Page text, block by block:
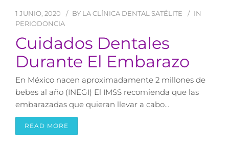
1 JUNIO, 2020 BY LA CLÍNICA DENTAL SATÉLITE
IN
PERIODONCIA
Cuidados Dentales
Durante El Embarazo
En México nacen aproximadamente 2 millones de
bebes al año (INEGI) El IMSS recomienda que las
embarazadas que quieran llevar a cabo…
READ MORE